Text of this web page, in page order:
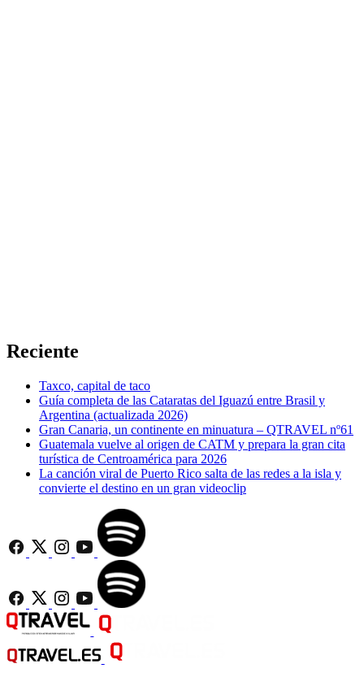
Reciente
Taxco, capital de taco
Guía completa de las Cataratas del Iguazú entre Brasil y
Argentina (actualizada 2026)
Gran Canaria, un continente en minuatura – QTRAVEL nº61
Guatemala vuelve al origen de CATM y prepara la gran cita
turística de Centroamérica para 2026
La canción viral de Puerto Rico salta de las redes a la isla y
convierte el destino en un gran videoclip